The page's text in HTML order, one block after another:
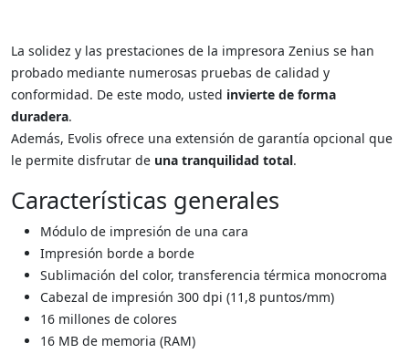
La solidez y las prestaciones de la impresora Zenius se han
probado mediante numerosas pruebas de calidad y
conformidad. De este modo, usted invierte de forma
duradera.
Además, Evolis ofrece una extensión de garantía opcional que
le permite disfrutar de una tranquilidad total.
Características generales
Módulo de impresión de una cara
Impresión borde a borde
Sublimación del color, transferencia térmica monocroma
Cabezal de impresión 300 dpi (11,8 puntos/mm)
16 millones de colores
16 MB de memoria (RAM)